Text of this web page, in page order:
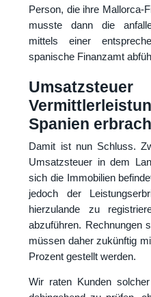
Person, die ihre Mallorca-
musste dann die
mittels einer
spanische Finanzamt
Spanien
Damit ist nun Schluss.
Umsatzsteuer in dem
sich die Immobilien
jedoch der
hierzulande zu
abzuführen. Rechnungen
müssen daher zukünftig
Prozent gestellt werden.
Wir raten Kunden